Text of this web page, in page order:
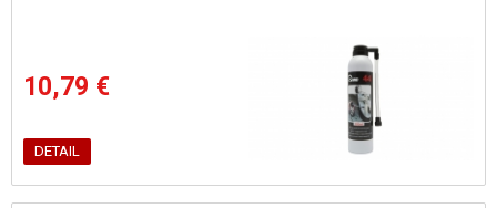
10,79 €
DETAIL